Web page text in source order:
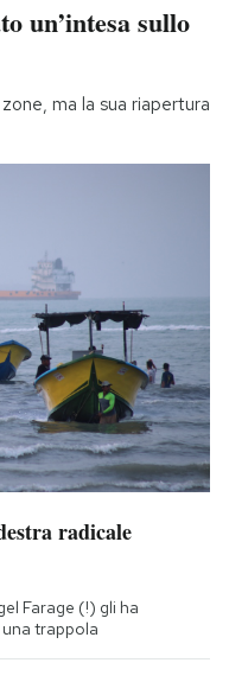
un’intesa sullo
ma la sua riapertura
radicale
Farage (!) gli ha
trappola